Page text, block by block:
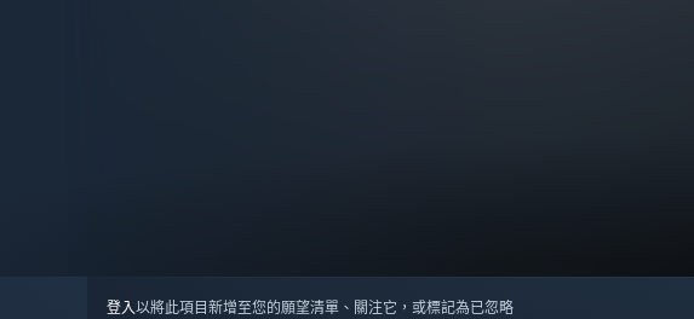
登入以將此項目新增至您的願望清單、關注它，或標記為已忽略